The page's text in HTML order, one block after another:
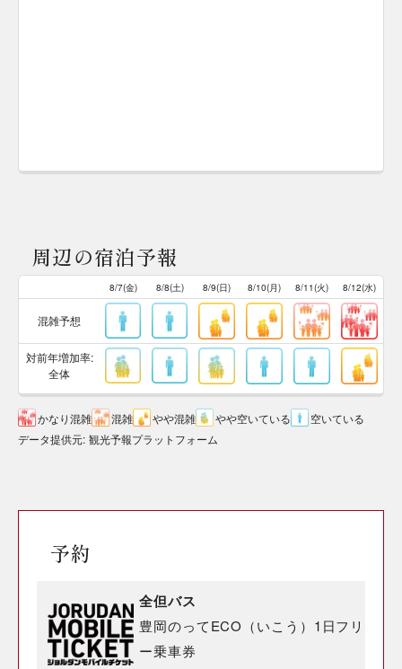
周辺の宿泊予報
8/7(金) 8/8(土) 8/9(日) 8/10(月) 8/11(火) 8/12(水)
混雑予想
対前年増加率:
全体
かなり混雑 混雑 やや混雑 やや空いている
空いている
データ提供元: 観光予報プラットフォーム
予約
全但バス
豊岡のってECO（いこう）1日フリ
ー乗車券